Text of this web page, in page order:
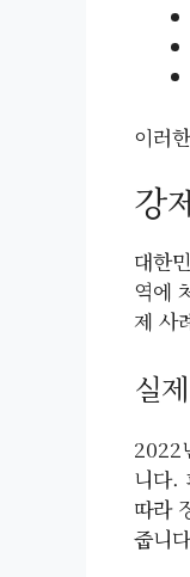
이러
강
대한
역에
제 사
실
2022
니다.
따라
줍니